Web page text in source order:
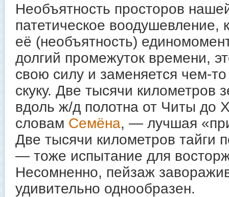
Необъятность просторов
патетическое воодушевление,
её (необъятность)
долгий промежуток времени,
свою силу и заменяется чем-
скуку. Две тысячи километров
вдоль ж/д полотна от Читы до
словам Семёна, — лучшая
Две тысячи километров тайги
— тоже испытание для
Несомненно, пейзаж
удивительно однообразен.